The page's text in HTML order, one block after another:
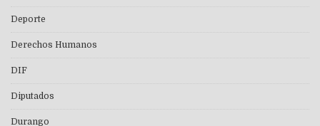
Deporte
Derechos Humanos
DIF
Diputados
Durango